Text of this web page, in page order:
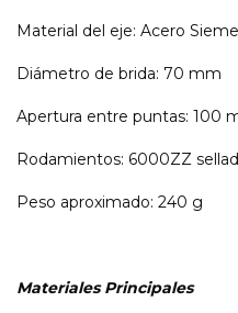
Material del eje: Acero
Diámetro de brida: 70 mm
Apertura entre puntas: 100
Rodamientos: 6000ZZ
Peso aproximado: 240 g
Materiales Principales